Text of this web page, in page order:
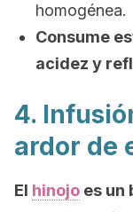
homogénea.
Consume
acidez y
4.
ardor de
El hinojo es un